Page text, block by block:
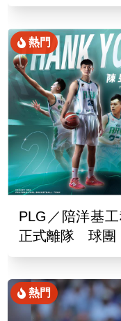
熱門
PLG／陪洋基
正式離隊 球團
熱門